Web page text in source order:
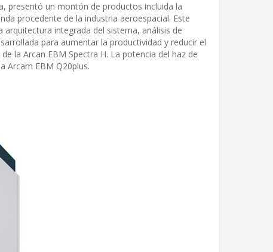
presentó un montón de productos incluida la
procedente de la industria aeroespacial. Este
integrada del sistema, análisis de
para aumentar la productividad y reducir el
la Arcan EBM Spectra H. La potencia del haz de
Arcam EBM Q20plus.